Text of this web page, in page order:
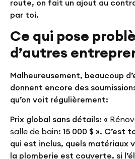
route, on fait un ajout au
par toi.
Ce qui pose
d’autres
Malheureusement, beaucoup
donnent encore des
qu’on voit régulièrement:
Prix global sans détails: «
salle de bain: 15 000 $ ». C’est
qui est inclus, quels matériaux
la plomberie est couverte, si